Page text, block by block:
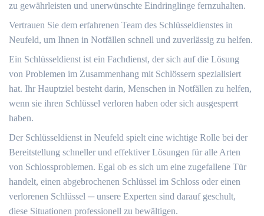
zu gewährleisten und unerwünschte Eindringlinge fernzuhalten.​
Vertrauen Sie dem erfahrenen Team des Schlüsseldienstes in
Neufeld, um Ihnen in Notfällen schnell und zuverlässig zu helfen.​
Ein Schlüsseldienst ist ein Fachdienst, der sich auf die Lösung
von Problemen im Zusammenhang mit Schlössern spezialisiert
hat.​ Ihr Hauptziel besteht darin, Menschen in Notfällen zu helfen,
wenn sie ihren Schlüssel verloren haben oder sich ausgesperrt
haben.​
Der Schlüsseldienst in Neufeld spielt eine wichtige Rolle bei der
Bereitstellung schneller und effektiver Lösungen für alle Arten
von Schlossproblemen.​ Egal ob es sich um eine zugefallene Tür
handelt, einen abgebrochenen Schlüssel im Schloss oder einen
verlorenen Schlüssel ─ unsere Experten sind darauf geschult,
diese Situationen professionell zu bewältigen.​